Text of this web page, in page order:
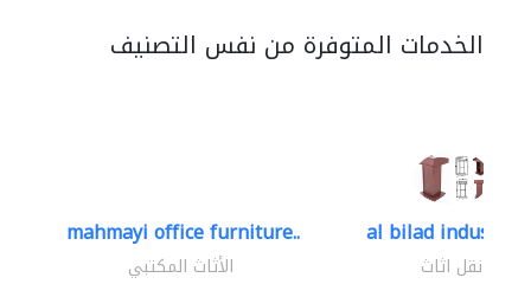
الخدمات المتوفرة من نفس التصنيف
mahmayi office furniture..
الأثاث المكتبي
al bilad
نقل اثاث